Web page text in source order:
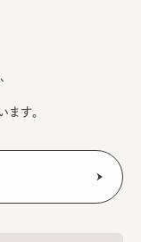
ます。